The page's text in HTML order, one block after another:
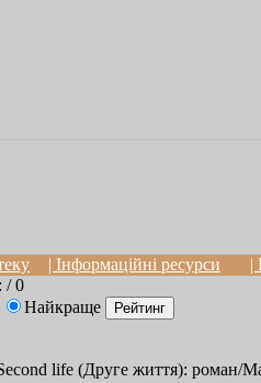
| Інформаційні ресурси
|
/ 0
Найкраще
life (Друге життя): роман/